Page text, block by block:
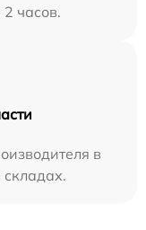
часов.
в